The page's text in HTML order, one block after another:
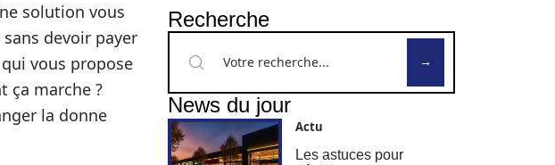
solution vous
devoir payer
vous propose
ça marche ?
la donne
Recherche
News du jour
Actu
Les astuces pour